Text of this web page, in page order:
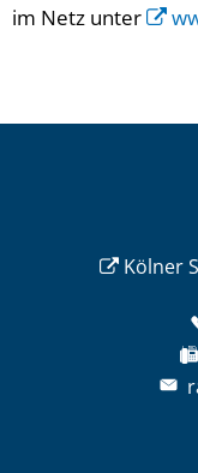
im Netz unter
Kölner